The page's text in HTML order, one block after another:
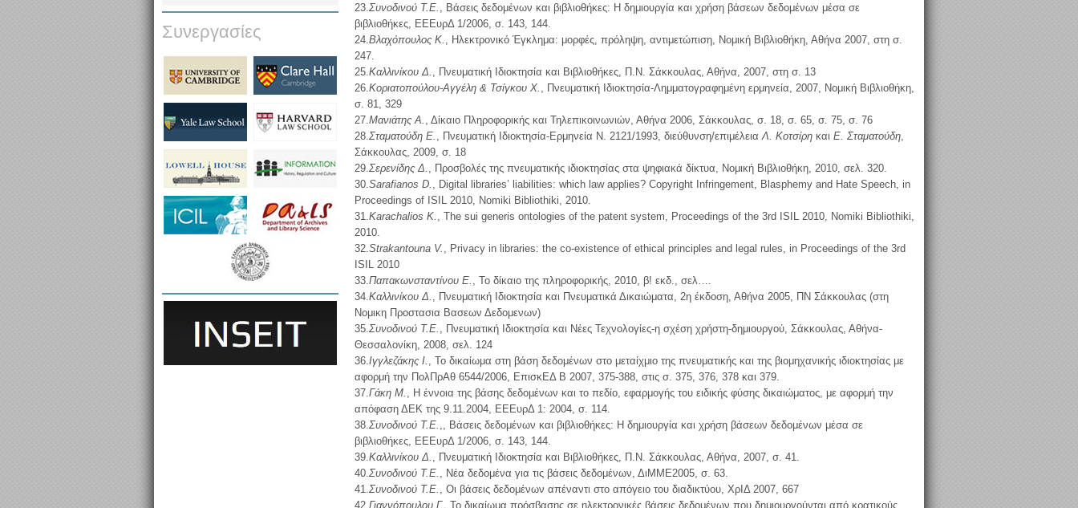
Συνεργασίες
23. Συνοδινού Τ.Ε.
, Βάσεις δεδομένων και βιβλιοθήκες: Η δημιουργία και χρήση βάσεων δεδομένων μέσα σε
βιβλιοθήκες, ΕΕΕυρΔ 1/2006, σ. 143, 144.
24. Βλαχόπουλος Κ.
, Ηλεκτρονικό Έγκλημα: μορφές, πρόληψη, αντιμετώπιση, Νομική Βιβλιοθήκη, Αθήνα 2007, στη σ.
247.
25. Καλλινίκου Δ.
, Πνευματική Ιδιοκτησία και Βιβλιοθήκες, Π.Ν. Σάκκουλας, Αθήνα, 2007, στη σ. 13
26. Κοριατοπούλου-Αγγέλη & Τσίγκου Χ.
, Πνευματική Ιδιοκτησία-Λημματογραφημένη ερμηνεία, 2007, Νομική Βιβλιοθήκη,
σ. 81, 329
27. Μανιάτης Α.
, Δίκαιο Πληροφορικής και Τηλεπικοινωνιών, Αθήνα 2006, Σάκκουλας, σ. 18, σ. 65, σ. 75, σ. 76
28. Σταματούδη Ε. , Πνευματική Ιδιοκτησία-Ερμηνεία Ν. 2121/1993, διεύθυνση/επιμέλεια Λ. Κοτσίρη και Ε. Σταματούδη
Σάκκουλας, 2009, σ. 18
29. Σερενίδης Δ.
, Προσβολές της πνευματικής ιδιοκτησίας στα ψηφιακά δίκτυα, Νομική Βιβλιοθήκη, 2010, σελ. 320.
30. Sarafianos D.
, Digital libraries’ liabilities: which law applies? Copyright Infringement, Blasphemy and Hate Speech, in
Proceedings of ISIL 2010, Nomiki Βibliothiki, 2010.
31. Karachalios K.
, The sui generis ontologies of the patent system, Proceedings of the 3rd ISIL 2010, Nomiki Bibliothiki,
2010.
32. Strakantouna V.
, Privacy in libraries: the co-existence of ethical principles and legal rules, in Proceedings of the 3rd
ISIL 2010
33. Παπακωνσταντίνου Ε.
, To δίκαιο της πληροφορικής, 2010, β! εκδ., σελ….
34. Καλλινίκου Δ.
, Πνευματική Ιδιοκτησία και Πνευματικά Δικαιώματα, 2η έκδοση, Αθήνα 2005, ΠΝ Σάκκουλας (στη
Νομικη Προστασια Βασεων Δεδομενων)
35. Συνοδινού Τ.Ε.
, Πνευματική Ιδιοκτησία και Νέες Τεχνολογίες-η σχέση χρήστη-δημιουργού, Σάκκουλας, Αθήνα-
Θεσσαλονίκη, 2008, σελ. 124
36. Ιγγλεζάκης Ι.
, Το δικαίωμα στη βάση δεδομένων στο μεταίχμιο της πνευματικής και της βιομηχανικής ιδιοκτησίας με
αφορμή την ΠολΠρΑθ 6544/2006, ΕπισκΕΔ Β 2007, 375-388, στις σ. 375, 376, 378 και 379.
37. Γάκη Μ.
, H έννοια της βάσης δεδοµένων και το πεδίο, εφαρμογής του ειδικής φύσης δικαιώματος, με αφορμή την
απόφαση ΔΕΚ της 9.11.2004, ΕΕΕυρΔ 1: 2004, σ. 114.
38. Συνοδινού Τ.Ε.
,, Βάσεις δεδομένων και βιβλιοθήκες: Η δημιουργία και χρήση βάσεων δεδομένων μέσα σε
βιβλιοθήκες, ΕΕΕυρΔ 1/2006, σ. 143, 144.
39. Καλλινίκου Δ.
, Πνευματική Ιδιοκτησία και Βιβλιοθήκες, Π.Ν. Σάκκουλας, Αθήνα, 2007, σ. 41.
40. Συνοδινού Τ.Ε.
, Νέα δεδομένα για τις βάσεις δεδομένων, ΔιΜΜΕ2005, σ. 63.
41. Συνοδινού Τ.Ε.
, Οι βάσεις δεδομένων απέναντι στο απόγειο του διαδικτύου, ΧρΙΔ 2007, 667
42. Γιαννόπουλου Γ. , Το δικαίωμα πρόσβασης σε ηλεκτρονικές βάσεις δεδομένων που δημιουργούνται από κρατικούς